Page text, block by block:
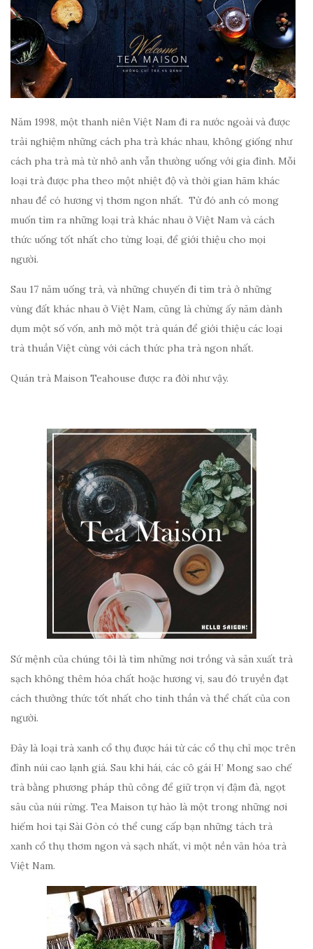
Năm 1998, một thanh niên Việt Nam đi ra nước ngoài và được
trải nghiệm những cách pha trà khác nhau, không giống như
cách pha trà mà từ nhỏ anh vẫn thường uống với gia đình. Mỗi
loại trà được pha theo một nhiệt độ và thời gian hãm khác
nhau để có hương vị thơm ngon nhất. Từ đó anh có mong
muốn tìm ra những loại trà khác nhau ở Việt Nam và cách
thức uống tốt nhất cho từng loại, để giới thiệu cho mọi
người.
Sau 17 năm uống trà, và những chuyến đi tìm trà ở những
vùng đất khác nhau ở Việt Nam, cũng là chừng ấy năm dành
dụm một số vốn, anh mở một trà quán để giới thiệu các loại
trà thuần Việt cùng với cách thức pha trà ngon nhất.
Quán trà Maison Teahouse được ra đời như vậy.
Sứ mệnh của chúng tôi là tìm những nơi trồng và sản xuất trà
sạch không thêm hóa chất hoặc hương vị, sau đó truyền đạt
cách thưởng thức tốt nhất cho tinh thần và thể chất của con
người.
Đây là loại trà xanh cổ thụ được hái từ các cổ thụ chỉ mọc trên
đỉnh núi cao lạnh giá. Sau khi hái, các cô gái H’ Mong sao chế
trà bằng phương pháp thủ công để giữ trọn vị đậm đà, ngọt
sâu của núi rừng. Tea Maison tự hào là một trong những nơi
hiếm hoi tại Sài Gòn có thể cung cấp bạn những tách trà
xanh cổ thụ thơm ngon và sạch nhất, vì một nền văn hóa trà
Việt Nam.